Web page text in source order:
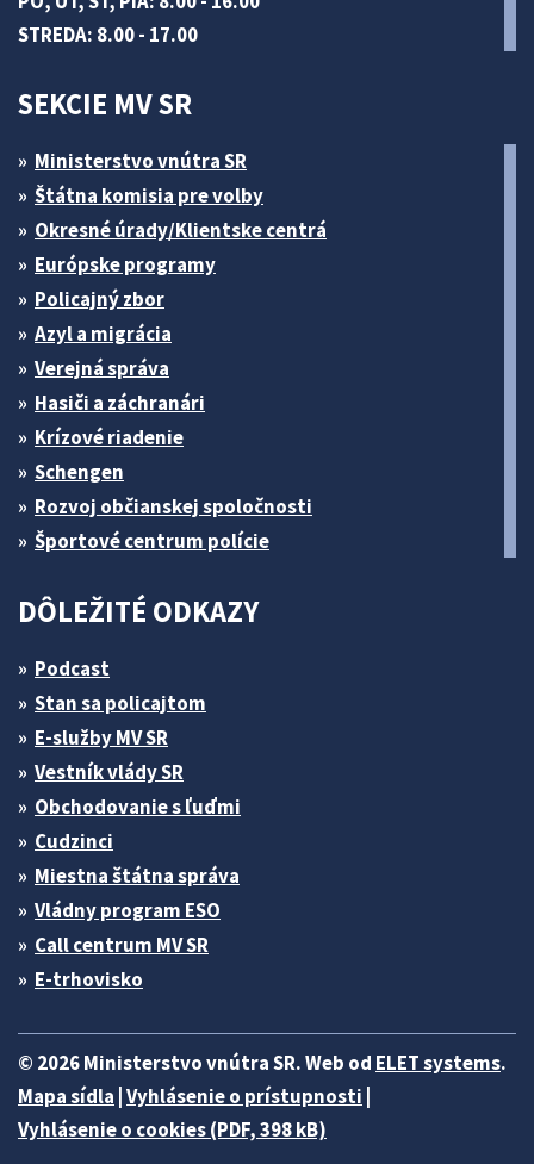
STREDA: 8.00 - 17.00
SEKCIE MV SR
Ministerstvo vnútra SR
Štátna komisia pre volby
Okresné úrady/Klientske centrá
Európske programy
Policajný zbor
Azyl a migrácia
Verejná správa
Hasiči a záchranári
Krízové riadenie
Schengen
Rozvoj občianskej spoločnosti
Športové centrum polície
DÔLEŽITÉ ODKAZY
Podcast
Stan sa policajtom
E-služby MV SR
Vestník vlády SR
Obchodovanie s ľuďmi
Cudzinci
Miestna štátna správa
Vládny program ESO
Call centrum MV SR
E-trhovisko
© 2026 Ministerstvo vnútra SR. Web od ELET systems.
Mapa sídla Vyhlásenie o prístupnosti
Vyhlásenie o cookies (PDF, 398 kB)